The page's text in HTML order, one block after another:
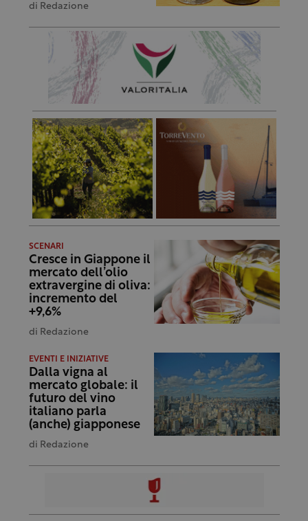
di Redazione
SCENARI
Cresce in Giappone il
mercato dell’olio
extravergine di oliva:
incremento del
+9,6%
di Redazione
EVENTI E INIZIATIVE
Dalla vigna al
mercato globale: il
futuro del vino
italiano parla
(anche) giapponese
di Redazione